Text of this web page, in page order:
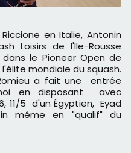
Loisirs de l'Ile-Rousse
le Pioneer Open de
mondiale du squash.
a fait une entrée
en disposant avec
11/5 d'un Égyptien, Eyad
même en "qualif" du